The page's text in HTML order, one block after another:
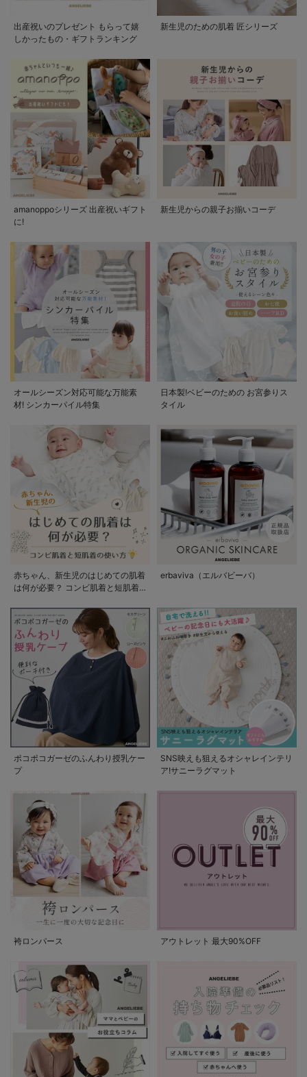
出産祝いのプレゼント もらって嬉
しかったもの・ギフトランキング
新生児のための肌着 匠シリーズ
amanoppoシリーズ 出産祝いギフト
に!
新生児からの親子お揃いコーデ
オールシーズン対応可能な万能素
材! シンカーパイル特集
日本製!ベビーのための お宮参りス
タイル
赤ちゃん、新生児のはじめての肌着
は何が必要？ コンビ肌着と短肌着
erbaviva（エルバビーバ）
ポコポコガーゼのふんわり授乳ケー
プ
SNS映えも狙えるオシャレインテリ
ア!サニーラグマット
袴ロンパース アウトレット 最大90%OFF